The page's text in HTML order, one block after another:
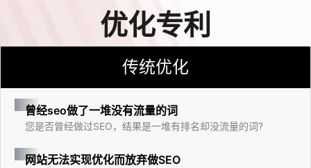
优化专利
传统优化
曾经seo做了一堆没有流量的词
您是否曾经做过SEO，结果是一堆有排名却没流量的词?
网站无法实现优化而放弃做SEO